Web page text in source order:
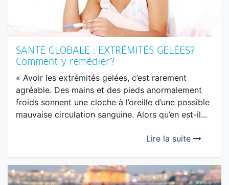
SANTÉ GLOBALE : EXTRÉMITÉS GELÉES?
« Avoir les extrémités gelées, c’est rarement
froids sonnent une cloche à l’oreille d’une possible
mauvaise circulation sanguine. Alors qu’en est-il...